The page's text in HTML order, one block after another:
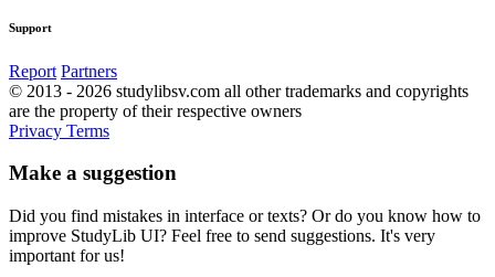
Support
Report Partners
© 2013 - 2026 studylibsv.com all other trademarks and copyrights
are the property of their respective owners
Privacy Terms
Make a suggestion
Did you find mistakes in interface or texts? Or do you know how to
improve StudyLib UI? Feel free to send suggestions. It's very
important for us!